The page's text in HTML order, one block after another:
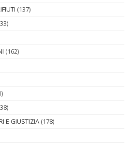
(137)
(162)
E GIUSTIZIA (178)